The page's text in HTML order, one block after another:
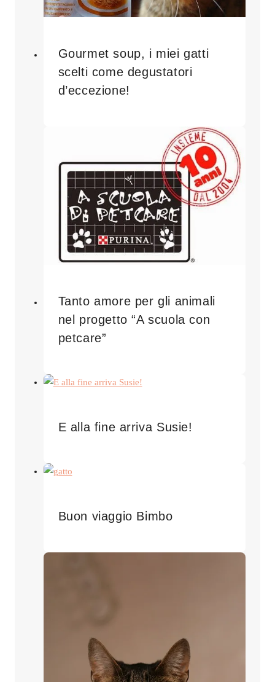
Gourmet soup, i miei gatti
scelti come degustatori
d’eccezione!
Tanto amore per gli animali
nel progetto “A scuola con
petcare”
E alla fine arriva Susie!
Buon viaggio Bimbo